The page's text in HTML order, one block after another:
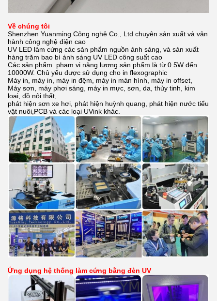
Về chúng tôi
Shenzhen Yuanming Công nghệ Co., Ltd chuyên sản xuất và vận
hành công nghệ điện cao
UV LED làm cứng các sản phẩm nguồn ánh sáng, và sản xuất
hàng trăm bao bì ánh sáng UV LED công suất cao
Các sản phẩm. phạm vi năng lượng sản phẩm là từ 0.5W đến
10000W. Chủ yếu được sử dụng cho in flexographic
Máy in, máy in, máy in đệm, máy in màn hình, máy in offset,
Máy sơn, máy phơi sáng, máy in mực, sơn, da, thủy tinh, kim
loại, đồ nội thất,
phát hiện sơn xe hơi, phát hiện huỳnh quang, phát hiện nước tiểu
vật nuôi,PCB và các loại UVink khác.
Ứng dụng hệ thống làm cứng bằng đèn UV